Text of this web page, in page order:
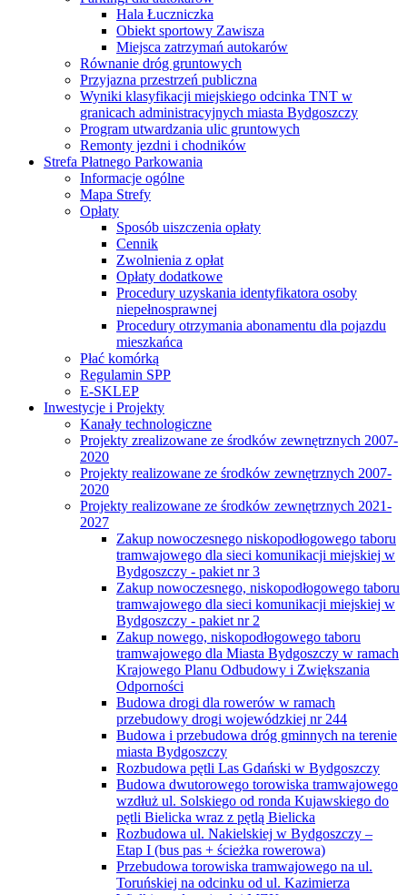
Hala Łuczniczka
Obiekt sportowy Zawisza
Miejsca zatrzymań autokarów
Równanie dróg gruntowych
Przyjazna przestrzeń publiczna
Wyniki klasyfikacji miejskiego odcinka TNT w
granicach administracyjnych miasta Bydgoszczy
Program utwardzania ulic gruntowych
Remonty jezdni i chodników
Strefa Płatnego Parkowania
Informacje ogólne
Mapa Strefy
Opłaty
Sposób uiszczenia opłaty
Cennik
Zwolnienia z opłat
Opłaty dodatkowe
Procedury uzyskania identyfikatora osoby
niepełnosprawnej
Procedury otrzymania abonamentu dla pojazdu
mieszkańca
Płać komórką
Regulamin SPP
E-SKLEP
Inwestycje i Projekty
Kanały technologiczne
Projekty zrealizowane ze środków zewnętrznych 2007-
2020
Projekty realizowane ze środków zewnętrznych 2007-
2020
Projekty realizowane ze środków zewnętrznych 2021-
2027
Zakup nowoczesnego niskopodłogowego taboru
tramwajowego dla sieci komunikacji miejskiej w
Bydgoszczy - pakiet nr 3
Zakup nowoczesnego, niskopodłogowego taboru
tramwajowego dla sieci komunikacji miejskiej w
Bydgoszczy - pakiet nr 2
Zakup nowego, niskopodłogowego taboru
tramwajowego dla Miasta Bydgoszczy w ramach
Krajowego Planu Odbudowy i Zwiększania
Odporności
Budowa drogi dla rowerów w ramach
przebudowy drogi wojewódzkiej nr 244
Budowa i przebudowa dróg gminnych na terenie
miasta Bydgoszczy
Rozbudowa pętli Las Gdański w Bydgoszczy
Budowa dwutorowego torowiska tramwajowego
wzdłuż ul. Solskiego od ronda Kujawskiego do
pętli Bielicka wraz z pętlą Bielicka
Rozbudowa ul. Nakielskiej w Bydgoszczy –
Etap I (bus pas + ścieżka rowerowa)
Przebudowa torowiska tramwajowego na ul.
Toruńskiej na odcinku od ul. Kazimierza